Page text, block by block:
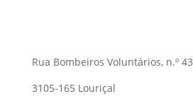
Rua Bombeiros Voluntários, n.º 43
3105-165 Louriçal